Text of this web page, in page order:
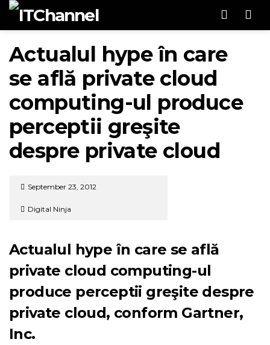
Actualul hype în care
se află private cloud
computing-ul produce
perceptii greşite
despre private cloud
September 23, 2012
Digital Ninja
Actualul hype în care se află
private cloud computing-ul
produce perceptii greşite despre
private cloud, conform Gartner,
Inc.